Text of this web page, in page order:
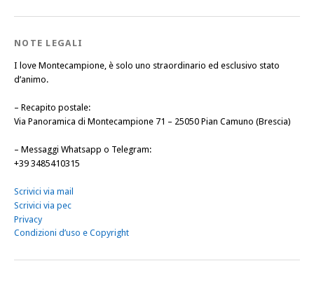
NOTE LEGALI
I love Montecampione, è solo uno straordinario ed esclusivo stato
d’animo.
– Recapito postale:
Via Panoramica di Montecampione 71 – 25050 Pian Camuno (Brescia)
– Messaggi Whatsapp o Telegram:
+39 3485410315
Scrivici via mail
Scrivici via pec
Privacy
Condizioni d’uso e Copyright